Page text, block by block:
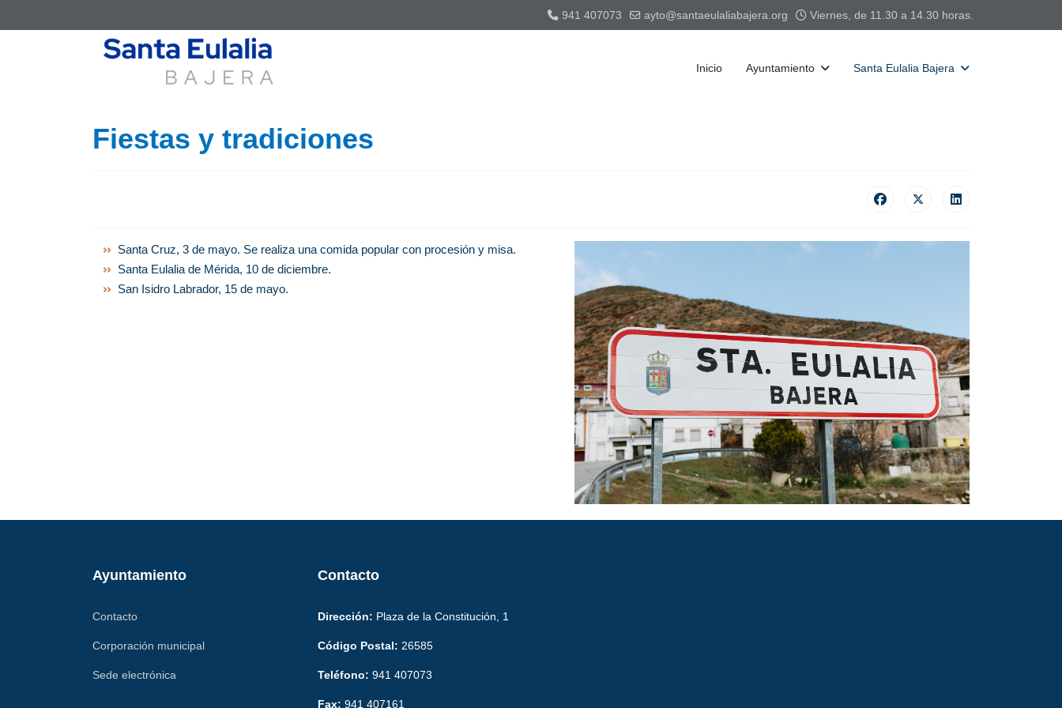
941 407073 ayto@santaeulaliabajera.org Viernes, de 11.30 a 14.30 horas.
Inicio Ayuntamiento Santa Eulalia Bajera
Fiestas y tradiciones
Santa Cruz, 3 de mayo. Se realiza una comida popular con procesión y misa.
Santa Eulalia de Mérida, 10 de diciembre.
San Isidro Labrador, 15 de mayo.
Ayuntamiento
Contacto
Corporación municipal
Sede electrónica
Contacto
Dirección: Plaza de la Constitución, 1
Código Postal: 26585
Teléfono: 941 407073
Fax: 941 407161